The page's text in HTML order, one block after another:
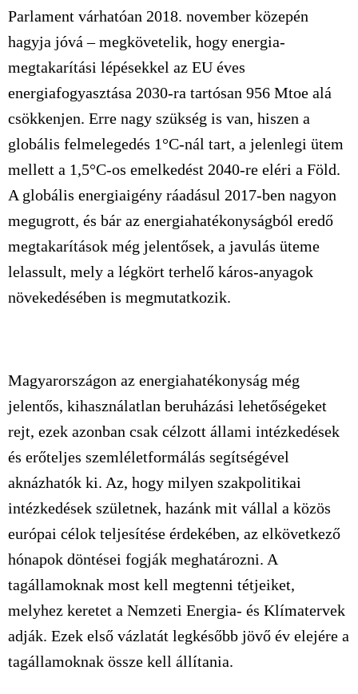
Parlament várhatóan 2018. november közepén
hagyja jóvá – megkövetelik, hogy energia-
megtakarítási lépésekkel az EU éves
energiafogyasztása 2030-ra tartósan 956 Mtoe alá
csökkenjen. Erre nagy szükség is van, hiszen a
globális felmelegedés 1°C-nál tart, a jelenlegi ütem
mellett a 1,5°C-os emelkedést 2040-re eléri a Föld.
A globális energiaigény ráadásul 2017-ben nagyon
megugrott, és bár az energiahatékonyságból eredő
megtakarítások még jelentősek, a javulás üteme
lelassult, mely a légkört terhelő káros-anyagok
növekedésében is megmutatkozik.
Magyarországon az energiahatékonyság még
jelentős, kihasználatlan beruházási lehetőségeket
rejt, ezek azonban csak célzott állami intézkedések
és erőteljes szemléletformálás segítségével
aknázhatók ki. Az, hogy milyen szakpolitikai
intézkedések születnek, hazánk mit vállal a közös
európai célok teljesítése érdekében, az elkövetkező
hónapok döntései fogják meghatározni. A
tagállamoknak most kell megtenni tétjeiket,
melyhez keretet a Nemzeti Energia- és Klímatervek
adják. Ezek első vázlatát legkésőbb jövő év elejére a
tagállamoknak össze kell állítania.